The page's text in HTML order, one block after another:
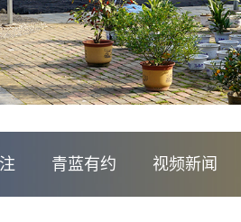
青蓝有约 视频新闻